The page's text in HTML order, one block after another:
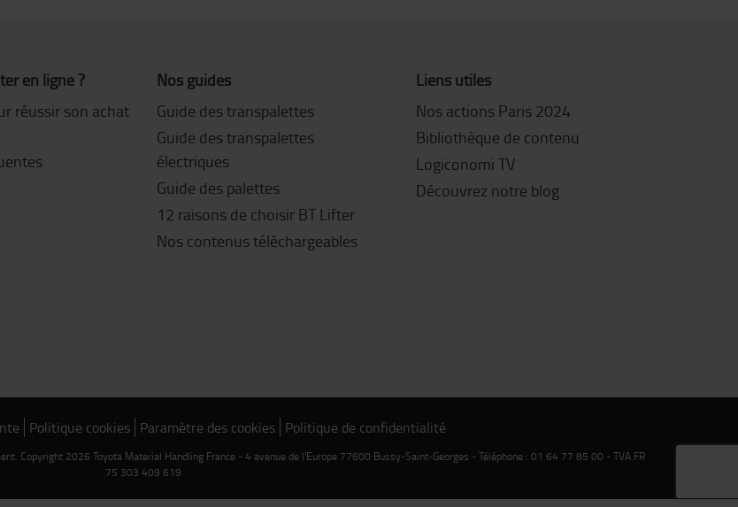
en ligne ?
réussir son achat
Nos guides
Guide des transpalettes
Guide des transpalettes
électriques
Guide des palettes
12 raisons de choisir BT Lifter
Nos contenus téléchargeables
Liens utiles
Nos actions Paris 2024
Bibliothèque de contenu
Logiconomi TV
Découvrez notre blog
Politique cookies Paramètre des cookies Politique de confidentialité
Copyright 2026 Toyota Material Handling France - 4 avenue de l'Europe 77600 Bussy-Saint-Georges - Téléphone : 01 64 77 85 00 - TVA FR
75 303 409 619